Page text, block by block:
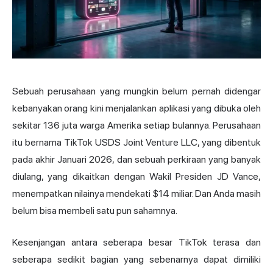
Sebuah perusahaan yang mungkin belum pernah didengar
kebanyakan orang kini menjalankan aplikasi yang dibuka oleh
sekitar 136 juta warga Amerika setiap bulannya. Perusahaan
itu bernama TikTok USDS Joint Venture LLC, yang dibentuk
pada akhir Januari 2026, dan sebuah perkiraan yang banyak
diulang, yang dikaitkan dengan Wakil Presiden JD Vance,
menempatkan nilainya mendekati $14 miliar. Dan Anda masih
belum bisa membeli satu pun sahamnya.
Kesenjangan antara seberapa besar TikTok terasa dan
seberapa sedikit bagian yang sebenarnya dapat dimiliki